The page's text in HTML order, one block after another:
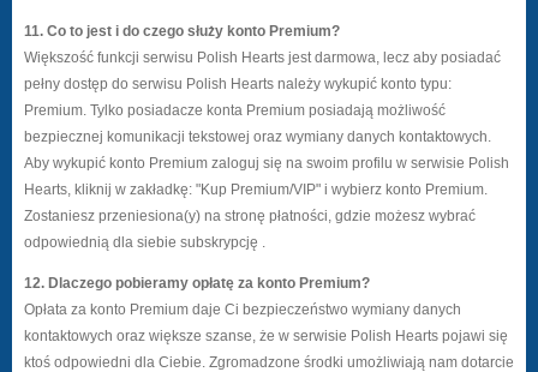
11. Co to jest i do czego służy konto Premium?
Większość funkcji serwisu Polish Hearts jest darmowa, lecz aby posiadać
pełny dostęp do serwisu Polish Hearts należy wykupić konto typu:
Premium. Tylko posiadacze konta Premium posiadają możliwość
bezpiecznej komunikacji tekstowej oraz wymiany danych kontaktowych.
Aby wykupić konto Premium zaloguj się na swoim profilu w serwisie Polish
Hearts, kliknij w zakładkę: "Kup Premium/VIP" i wybierz konto Premium.
Zostaniesz przeniesiona(y) na stronę płatności, gdzie możesz wybrać
odpowiednią dla siebie subskrypcję .
12. Dlaczego pobieramy opłatę za konto Premium?
Opłata za konto Premium daje Ci bezpieczeństwo wymiany danych
kontaktowych oraz większe szanse, że w serwisie Polish Hearts pojawi się
ktoś odpowiedni dla Ciebie. Zgromadzone środki umożliwiają nam dotarcie